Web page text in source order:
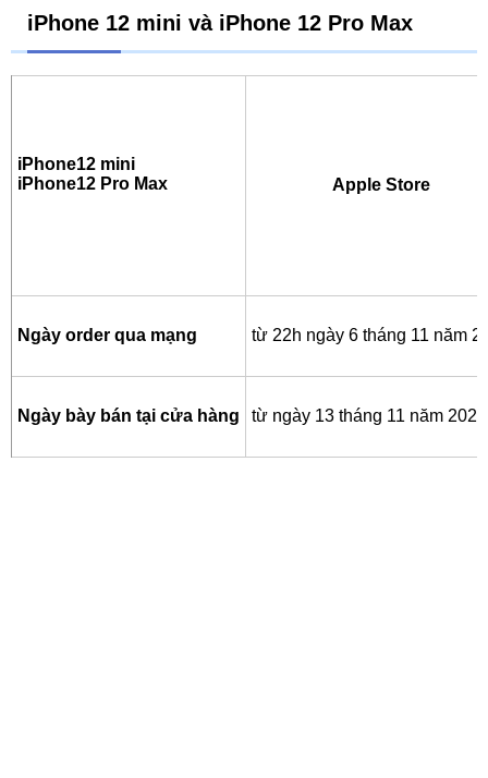
iPhone 12 mini và iPhone 12 Pro Max
iPhone12 mini
iPhone12 Pro Max
Apple Store
Ngày order qua mạng từ 22h ngày 6 tháng 11 năm
Ngày bày bán tại cửa hàng từ ngày 13 tháng 11 năm 2020